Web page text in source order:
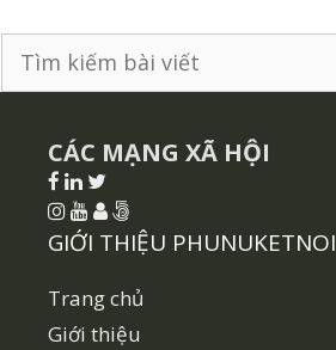
Tìm
kiếm
CÁC MẠNG XÃ HỘI
GIỚI THIỆU PHUNUKETNOI
Trang chủ
Giới thiệu